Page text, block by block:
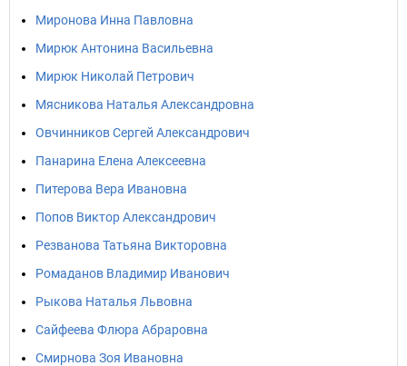
Миронова Инна Павловна
Мирюк Антонина Васильевна
Мирюк Николай Петрович
Мясникова Наталья Александровна
Овчинников Сергей Александрович
Панарина Елена Алексеевна
Питерова Вера Ивановна
Попов Виктор Александрович
Резванова Татьяна Викторовна
Ромаданов Владимир Иванович
Рыкова Наталья Львовна
Сайфеева Флюра Абраровна
Смирнова Зоя Ивановна